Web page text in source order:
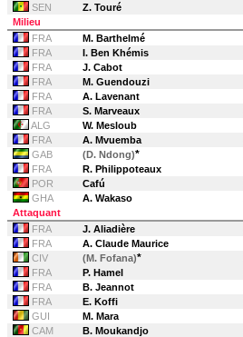
SEN
Z. Touré
Milieu
FRA
M. Barthelmé
FRA
I. Ben Khémis
FRA
J. Cabot
FRA
M. Guendouzi
FRA
A. Lavenant
FRA
S. Marveaux
ALG
W. Mesloub
FRA
A. Mvuemba
GAB
(D. Ndong)*
FRA
R. Philippoteaux
POR
Cafú
GHA
A. Wakaso
Attaquant
FRA
J. Aliadière
FRA
A. Claude Maurice
CIV
(M. Fofana)*
FRA
P. Hamel
FRA
B. Jeannot
FRA
E. Koffi
GUI
M. Mara
CAM
B. Moukandjo